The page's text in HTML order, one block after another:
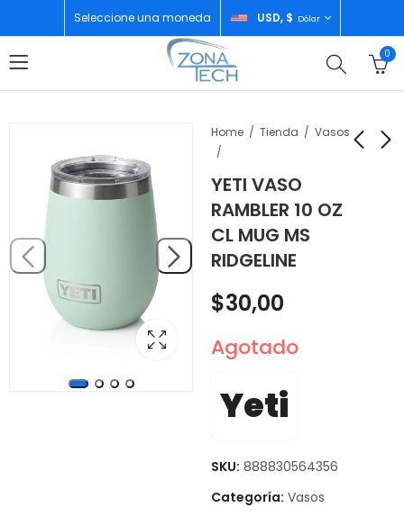
Seleccione una moneda USD, $ Dólar
0
Home Tienda Vasos
YETI VASO
RAMBLER 10 OZ
CL MUG MS
RIDGELINE
ECHO POP WHITE
$50,00
10 OZ CL MUG MS
CHERRY BLOSEEN
$ 30,00
$30,00
Agotado
Yeti
SKU: 888830564356
Categoría: Vasos